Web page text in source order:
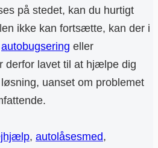
på stedet, kan du hurtigt
ikke kan fortsætte, kan der i
autobugsering eller
derfor lavet til at hjælpe dig
uanset om problemet
, autolåsesmed,